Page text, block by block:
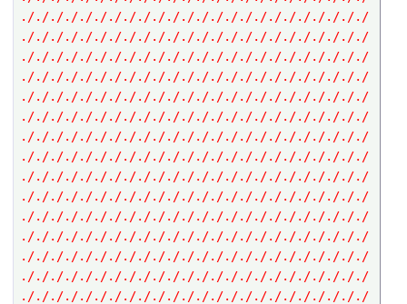
././././././././././././././././././././././././
././././././././././././././././././././././././
././././././././././././././././././././././././
././././././././././././././././././././././././
././././././././././././././././././././././././
././././././././././././././././././././././././
././././././././././././././././././././././././
././././././././././././././././././././././././
././././././././././././././././././././././././
././././././././././././././././././././././././
././././././././././././././././././././././././
././././././././././././././././././././././././
././././././././././././././././././././././././
././././././././././././././././././././././././
././././././././././././././././././././././././